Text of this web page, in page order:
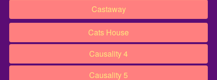
Castaway
Cats House​​
Causality 4
Causality 5